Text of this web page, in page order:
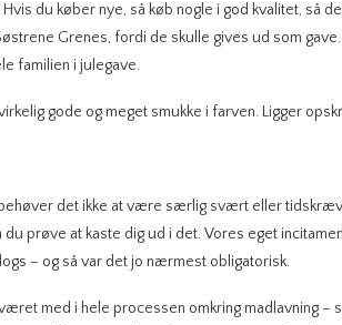
du køber nye, så køb nogle i god kvalitet, så
Grenes, fordi de skulle gives ud som
familien i julegave.
gode og meget smukke i farven. Ligger
det ikke at være særlig svært eller
prøve at kaste dig ud i det. Vores eget
– og så var det jo nærmest obligatorisk.
med i hele processen omkring madlavning –